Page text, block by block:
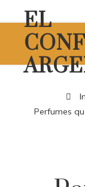
EL
Perfumes